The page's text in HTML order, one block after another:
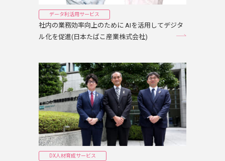
データ利活用サービス
社内の業務効率向上のために AIを活用してデジタ
ル化を促進(日本たばこ産業株式会社)
DX人材育成サービス